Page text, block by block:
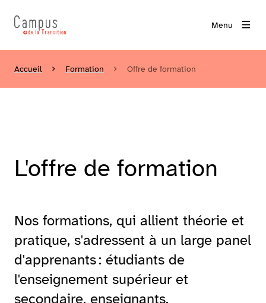
Menu
Accueil Formation Offre de formation
L'offre de formation
Nos formations, qui allient théorie et
pratique, s'adressent à un large panel
d'apprenants : étudiants de
l'enseignement supérieur et
secondaire, enseignants,